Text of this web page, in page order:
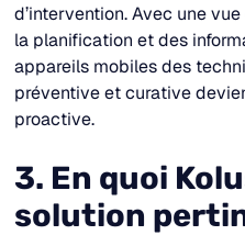
d’intervention. Avec une
la planification et des
appareils mobiles des
préventive et curative
proactive.
3. En quoi
solution